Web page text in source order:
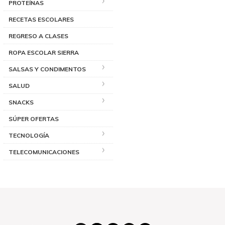
PROTEÍNAS
RECETAS ESCOLARES
REGRESO A CLASES
ROPA ESCOLAR SIERRA
SALSAS Y CONDIMENTOS
SALUD
SNACKS
SÚPER OFERTAS
TECNOLOGÍA
TELECOMUNICACIONES